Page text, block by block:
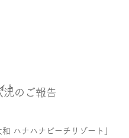
ト
況のご報告
和 ハナハナビーチリゾート」